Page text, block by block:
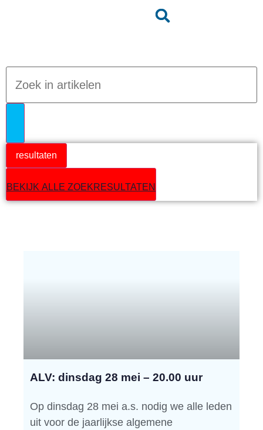
resultaten
BEKIJK ALLE ZOEKRESULTATEN
ALV: dinsdag 28 mei – 20.00 uur
Op dinsdag 28 mei a.s. nodig we alle leden
uit voor de jaarlijkse algemene